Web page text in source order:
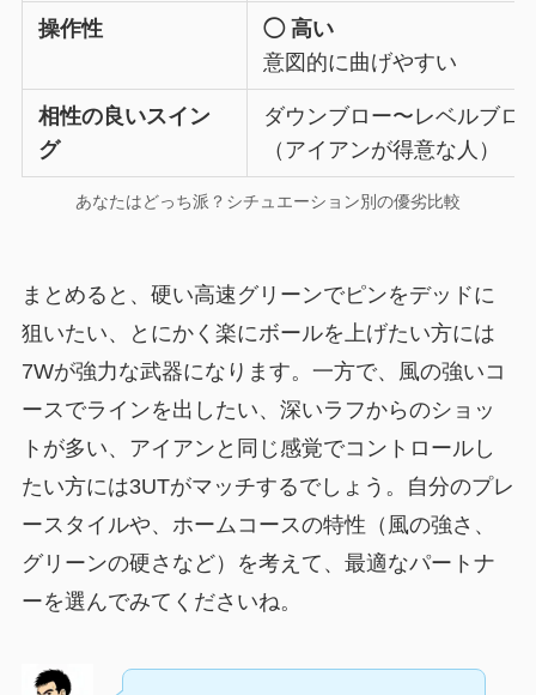
操作性
◯ 高い
意図的に曲げやすい
相性の良いスイン
グ
ダウンブロー〜レベルブロ
（アイアンが得意な人）
あなたはどっち派？シチュエーション別の優劣比較
まとめると、硬い高速グリーンでピンをデッドに
狙いたい、とにかく楽にボールを上げたい方には
7Wが強力な武器になります。一方で、風の強いコ
ースでラインを出したい、深いラフからのショッ
トが多い、アイアンと同じ感覚でコントロールし
たい方には3UTがマッチするでしょう。自分のプレ
ースタイルや、ホームコースの特性（風の強さ、
グリーンの硬さなど）を考えて、最適なパートナ
ーを選んでみてくださいね。